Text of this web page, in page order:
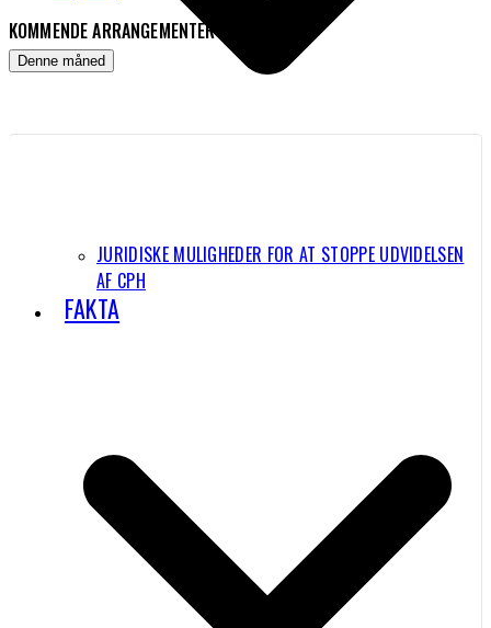
JURIDISKE MULIGHEDER FOR AT STOPPE UDVIDELSEN
AF CPH
FAKTA
KOMMENDE ARRANGEMENTER
Denne måned